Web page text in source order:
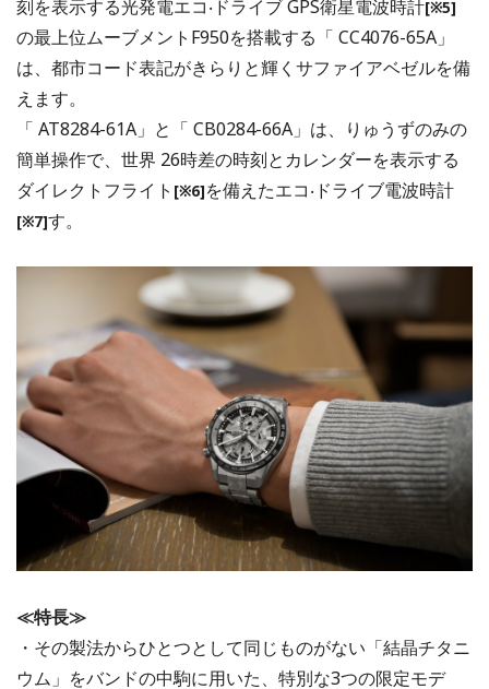
刻を表示する光発電エコ‧ドライブ GPS衛星電波時計[※5]
の最上位ムーブメントF950を搭載する「 CC4076-65A」
は、都市コード表記がきらりと輝くサファイアベゼルを備
えます。
「 AT8284-61A」と「 CB0284-66A」は、りゅうずのみの
簡単操作で、世界 26時差の時刻とカレンダーを表示する
ダイレクトフライト [※6]を備えたエコ‧ドライブ電波時計
[※7]す。
≪特⻑≫
・その製法からひとつとして同じものがない「結晶チタニ
ウム」をバンドの中駒に用いた、特別な3つの限定モデ